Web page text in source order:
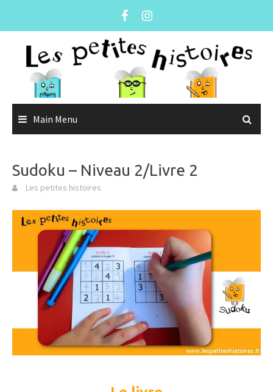
Main Menu
Sudoku – Niveau 2/Livre 2
Les petites histoires